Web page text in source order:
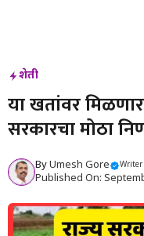
शेती
या खतांवर
सरकारचा मोठा
ByUmesh Gore Writer
Published On: